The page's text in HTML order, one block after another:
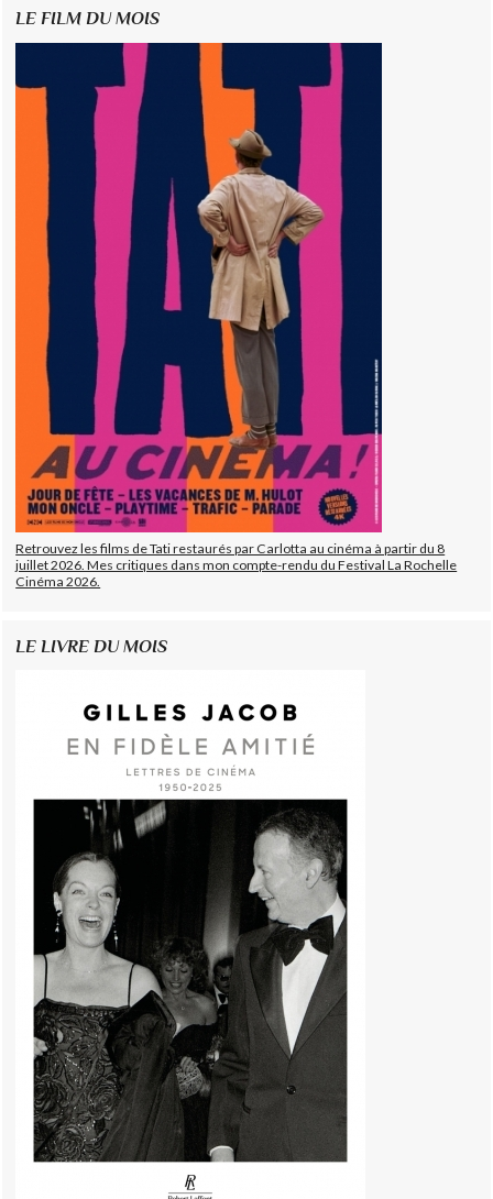
LE FILM DU MOIS
Retrouvez les films de Tati restaurés par Carlotta au cinéma à partir du 8
juillet 2026. Mes critiques dans mon compte-rendu du Festival La Rochelle
Cinéma 2026.
LE LIVRE DU MOIS